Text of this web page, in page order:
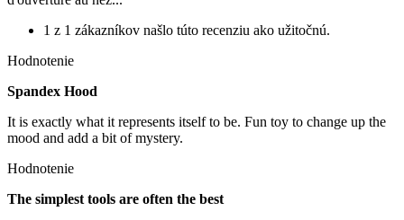
1 z 1 zákazníkov našlo túto recenziu ako užitočnú.
Hodnotenie
Spandex Hood
It is exactly what it represents itself to be. Fun toy to change up the
mood and add a bit of mystery.
Hodnotenie
The simplest tools are often the best